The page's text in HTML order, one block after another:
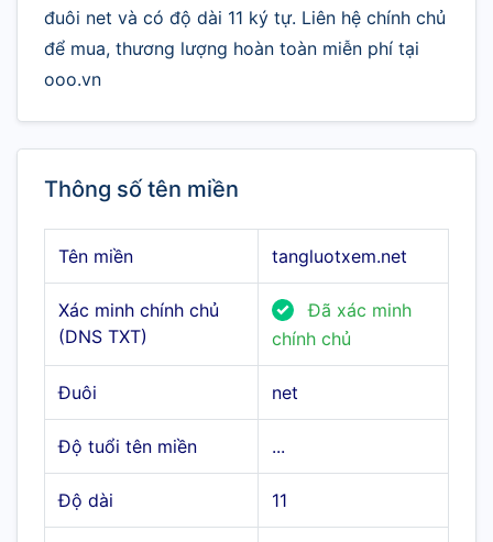
đuôi net và có độ dài 11 ký tự. Liên hệ chính chủ
để mua, thương lượng hoàn toàn miễn phí tại
ooo.vn
Thông số tên miền
Tên miền tangluotxem.net
Xác minh chính chủ
(DNS TXT)
Đã xác minh
chính chủ
Đuôi net
Độ tuổi tên miền ...
Độ dài 11